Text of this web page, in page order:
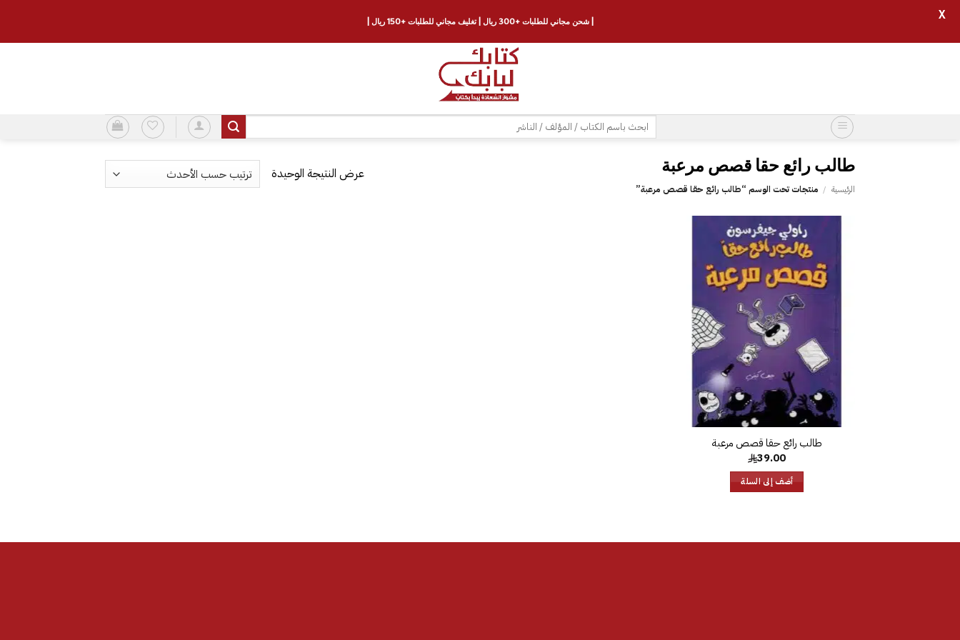
البحث
عن:
طالب رائع حقا قصص مرعبة
الرئيسية / منتجات تحت الوسم “طالب رائع حقا قصص مرعبة”
عرض النتيجة الوحيدة
الرغبات
طالب رائع حقا قصص مرعبة
39.00
أضف إلى السلة
| شحن مجاني للطلبات +300 ريال | تغليف مجاني للطلبات +150 ريال | X